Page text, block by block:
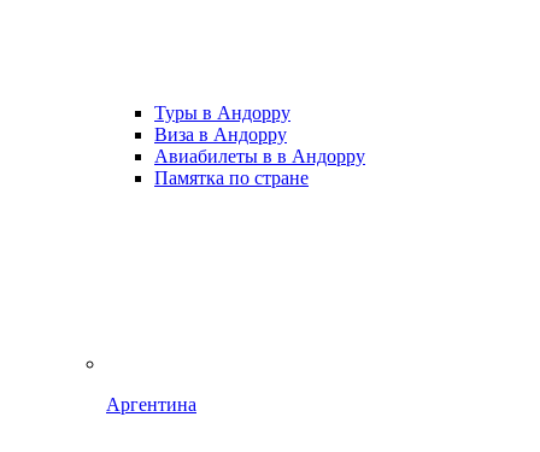
Туры в Андорру
Виза в Андорру
Авиабилеты в в Андорру
Памятка по стране
Аргентина